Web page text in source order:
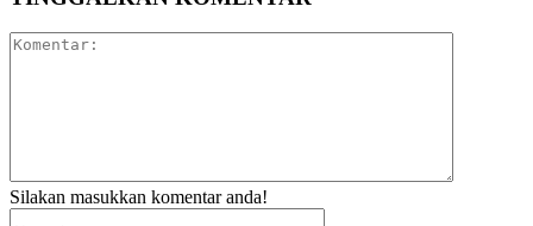
Silakan masukkan komentar anda!